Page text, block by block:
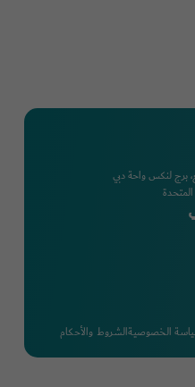
برج لنكس واحة دبي
الخصوصيةالشروط والأحكام